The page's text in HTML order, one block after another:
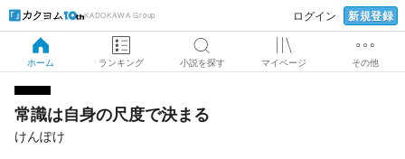
KADOKAWA Group ログイン 新規登録
ホーム ランキング 小説を探す マイページ その他
常識は自身の尺度で決まる
けんぽけ